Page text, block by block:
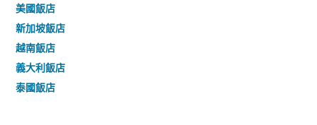
美國飯店
新加坡飯店
越南飯店
義大利飯店
泰國飯店